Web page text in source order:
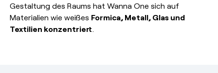
Gestaltung des Raums hat Wanna One sich auf
Materialien wie weißes Formica, Metall, Glas und
Textilien konzentriert